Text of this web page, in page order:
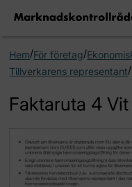
Hem/För företag/
Tillverkarens representant/
Faktaruta 4 Vit